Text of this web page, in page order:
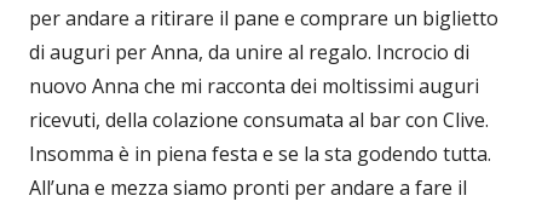
per andare a ritirare il pane e comprare un biglietto
di auguri per Anna, da unire al regalo. Incrocio di
nuovo Anna che mi racconta dei moltissimi auguri
ricevuti, della colazione consumata al bar con Clive.
Insomma è in piena festa e se la sta godendo tutta.
All’una e mezza siamo pronti per andare a fare il